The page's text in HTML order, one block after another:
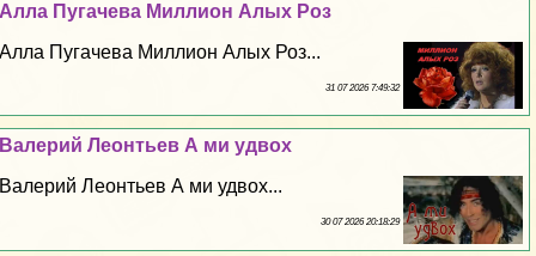
Алла Пугачева Миллион Алых Роз
Алла Пугачева Миллион Алых Роз...
31 07 2026 7:49:32
Валерий Леонтьев А ми удвох
Валерий Леонтьев А ми удвох...
30 07 2026 20:18:29